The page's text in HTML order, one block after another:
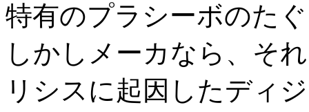
特有のプラシーボのた
しかしメーカなら、そ
リシスに起因したディ